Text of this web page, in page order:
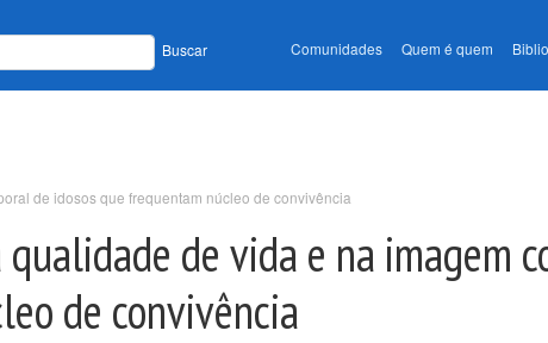
Buscar Comunidades Quem é quem
de idosos que frequentam núcleo de convivência
de vida e na imagem
de convivência